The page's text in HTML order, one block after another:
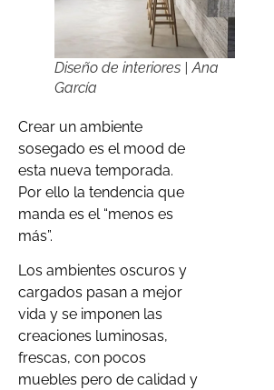
Diseño de interiores | Ana
García
Crear un ambiente
sosegado es el mood de
esta nueva temporada.
Por ello la tendencia que
manda es el “menos es
más”.
Los ambientes oscuros y
cargados pasan a mejor
vida y se imponen las
creaciones luminosas,
frescas, con pocos
muebles pero de calidad y